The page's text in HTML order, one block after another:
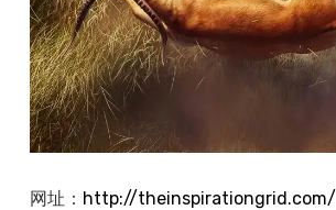
网址： http://theinspirationgrid.com/